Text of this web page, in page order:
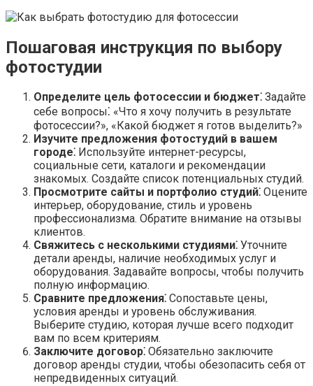
Пошаговая инструкция по выбору
фотостудии
Определите цель фотосессии и бюджет⁚ Задайте
себе вопросы⁚ «Что я хочу получить в результате
фотосессии?», «Какой бюджет я готов выделить?»
Изучите предложения фотостудий в вашем
городе⁚ Используйте интернет-ресурсы,
социальные сети, каталоги и рекомендации
знакомых. Создайте список потенциальных студий.
Просмотрите сайты и портфолио студий⁚ Оцените
интерьер, оборудование, стиль и уровень
профессионализма. Обратите внимание на отзывы
клиентов.
Свяжитесь с несколькими студиями⁚ Уточните
детали аренды, наличие необходимых услуг и
оборудования. Задавайте вопросы, чтобы получить
полную информацию.
Сравните предложения⁚ Сопоставьте цены,
условия аренды и уровень обслуживания.
Выберите студию, которая лучше всего подходит
вам по всем критериям.
Заключите договор⁚ Обязательно заключите
договор аренды студии, чтобы обезопасить себя от
непредвиденных ситуаций.